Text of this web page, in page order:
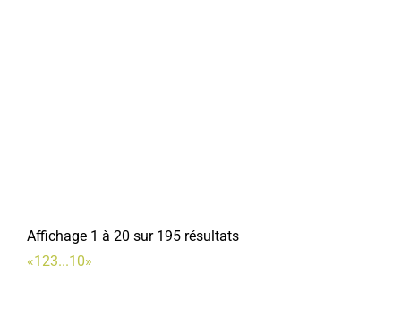
Affichage 1 à 20 sur 195 résultats
«123...10»